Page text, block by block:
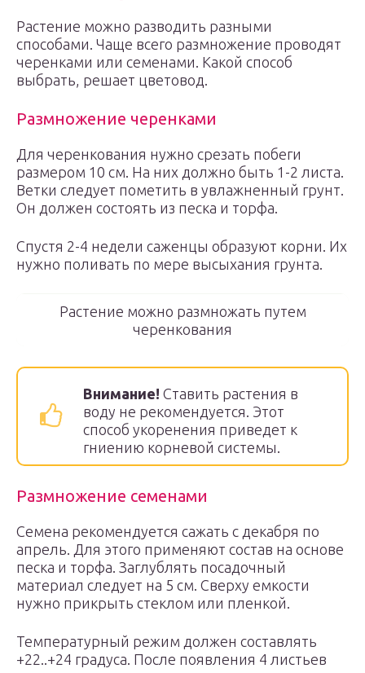
Растение можно разводить разными
способами. Чаще всего размножение проводят
черенками или семенами. Какой способ
выбрать, решает цветовод.
Размножение черенками
Для черенкования нужно срезать побеги
размером 10 см. На них должно быть 1-2 листа.
Ветки следует пометить в увлажненный грунт.
Он должен состоять из песка и торфа.
Спустя 2-4 недели саженцы образуют корни. Их
нужно поливать по мере высыхания грунта.
Растение можно размножать путем
черенкования
Внимание! Ставить растения в
воду не рекомендуется. Этот
способ укоренения приведет к
гниению корневой системы.
Размножение семенами
Семена рекомендуется сажать с декабря по
апрель. Для этого применяют состав на основе
песка и торфа. Заглублять посадочный
материал следует на 5 см. Сверху емкости
нужно прикрыть стеклом или пленкой.
Температурный режим должен составлять
+22..+24 градуса. После появления 4 листьев